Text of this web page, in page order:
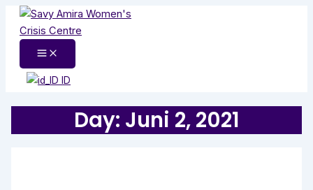
Lewati
konten
ID
Day: Juni 2, 2021